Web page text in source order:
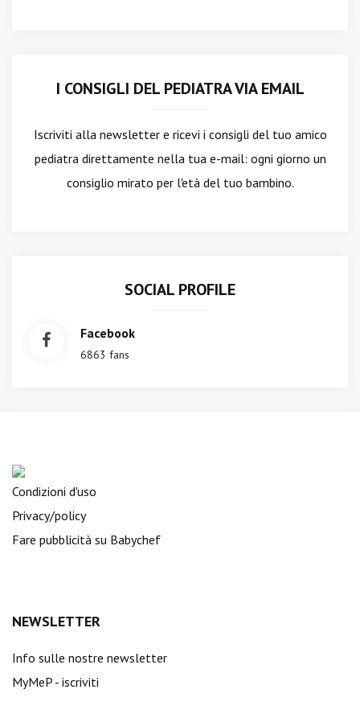
I CONSIGLI DEL PEDIATRA VIA EMAIL
Iscriviti alla newslettere ricevi i consigli del tuo amico
pediatra direttamente nella tua e-mail: ogni giorno un
consiglio mirato per l'età del tuo bambino.
SOCIAL PROFILE
Facebook
6863 fans
Condizioni d'uso
Privacy/policy
Fare pubblicità su Babychef
NEWSLETTER
Info sulle nostre newsletter
MyMeP - iscriviti